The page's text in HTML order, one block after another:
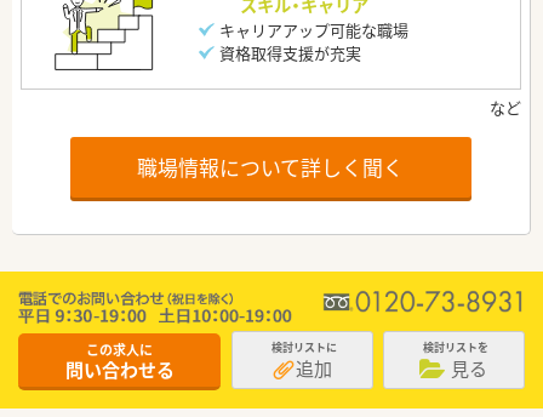
キャリアアップ可能な職場
資格取得支援が充実
職場情報について詳しく聞く
この求人に
問い合わせる
検討リストに
追加
検討リストを
見る